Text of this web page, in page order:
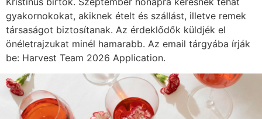
gyakornokokat, akiknek ételt és szállást, illetve remek
társaságot biztosítanak. Az érdeklődők küldjék el
önéletrajzukat minél hamarabb. Az email tárgyába írják
be: Harvest Team 2026 Application.